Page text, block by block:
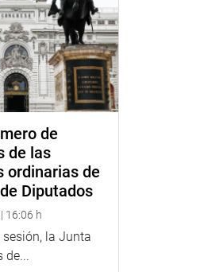
de
de las
ordinarias de
Diputados
16:06 h
sesión, la Junta
de...